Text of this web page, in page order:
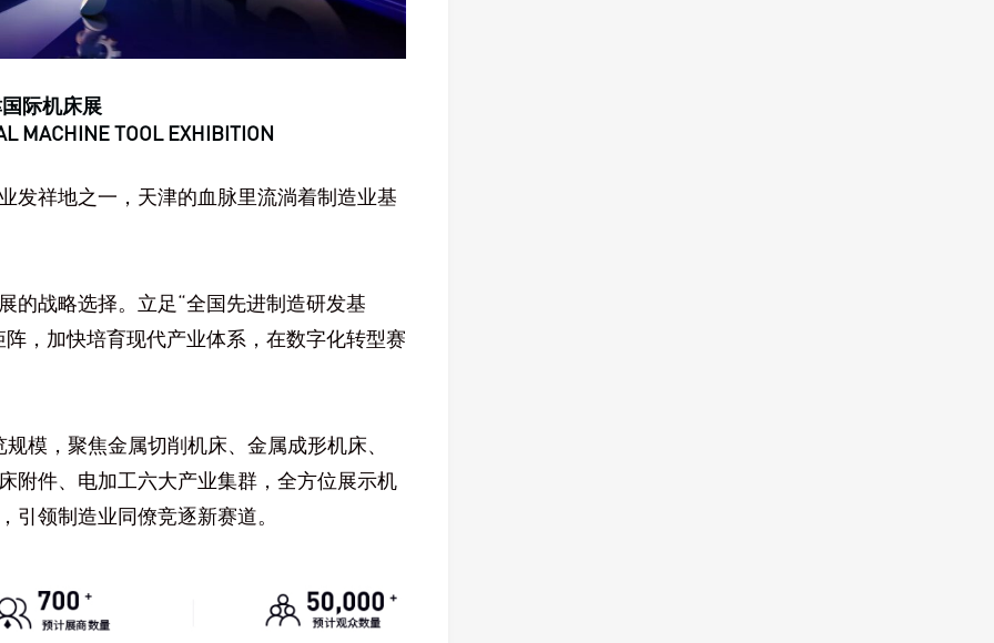
际机床展
MACHINE TOOL EXHIBITION
发祥地之一，天津的血脉里流淌着制造业基
的战略选择。立足“全国先进制造研发基
，加快培育现代产业体系，在数字化转型赛
模，聚焦金属切削机床、金属成形机床、
附件、电加工六大产业集群，全方位展示机
引领制造业同僚竞逐新赛道。